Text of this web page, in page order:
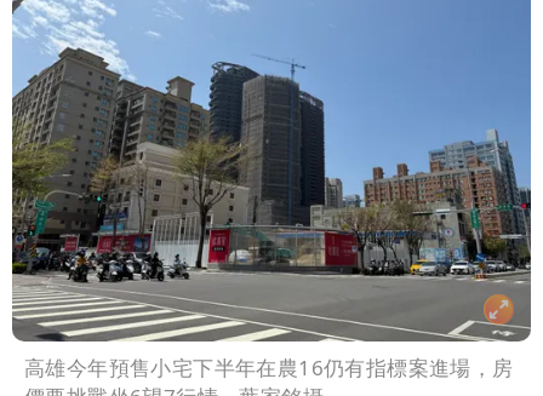
高雄今年預售小宅下半年在農16仍有指標案進場，房